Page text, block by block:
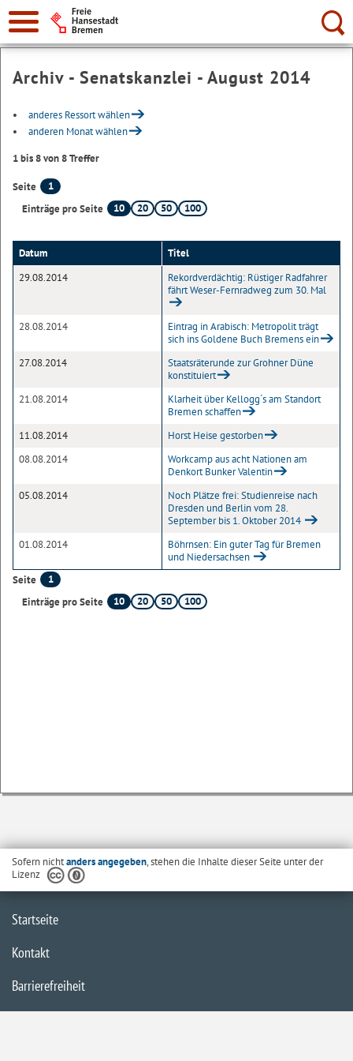
Suche:
Archiv - Senatskanzlei - August 2014
anderes Ressort wählen
anderen Monat wählen
1 bis 8 von 8 Treffer
Seite
1
Einträge pro Seite
10 20 50 100
Datum
Titel
29.08.2014
Rekordverdächtig: Rüstiger Radfahrer
fährt Weser-Fernradweg zum 30. Mal
28.08.2014
Eintrag in Arabisch: Metropolit trägt
sich ins Goldene Buch Bremens ein
27.08.2014
Staatsräterunde zur Grohner Düne
konstituiert
21.08.2014
Klarheit über Kellogg´s am Standort
Bremen schaffen
11.08.2014
Horst Heise gestorben
08.08.2014
Workcamp aus acht Nationen am
Denkort Bunker Valentin
05.08.2014
Noch Plätze frei: Studienreise nach
Dresden und Berlin vom 28.
September bis 1. Oktober 2014
01.08.2014
Böhrnsen: Ein guter Tag für Bremen
und Niedersachsen
Seite
1
Einträge pro Seite
10 20 50 100
Sofern nichtanders angegeben, stehen die Inhalte dieser Seite unter der
Lizenz
Startseite
Kontakt
Barrierefreiheit